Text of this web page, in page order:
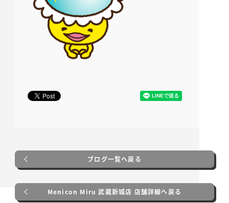
ブログ一覧へ戻る
Menicon Miru 武蔵新城店 店舗詳細へ戻る